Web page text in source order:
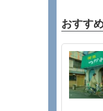
おすす